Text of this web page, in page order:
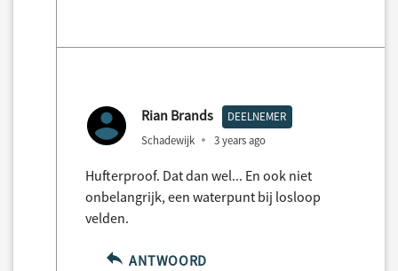
Rian Brands DEELNEMER
Schadewijk 3 years ago
Hufterproof. Dat dan wel... En ook niet
onbelangrijk, een waterpunt bij losloop
velden.
ANTWOORD